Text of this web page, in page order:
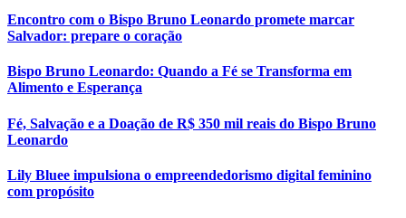
Encontro com o Bispo Bruno Leonardo promete marcar
Salvador: prepare o coração
Bispo Bruno Leonardo: Quando a Fé se Transforma em
Alimento e Esperança
Fé, Salvação e a Doação de R$ 350 mil reais do Bispo Bruno
Leonardo
Lily Bluee impulsiona o empreendedorismo digital feminino
com propósito